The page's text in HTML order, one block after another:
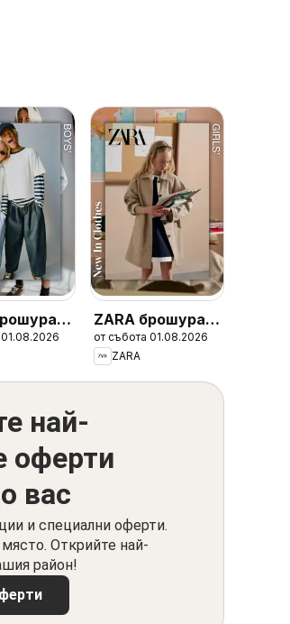
-
ZARA брошура -
Girls
от събота 01.08.2026
ZARA
най-
оферти
вас
и специални оферти.
Открийте най-
район!